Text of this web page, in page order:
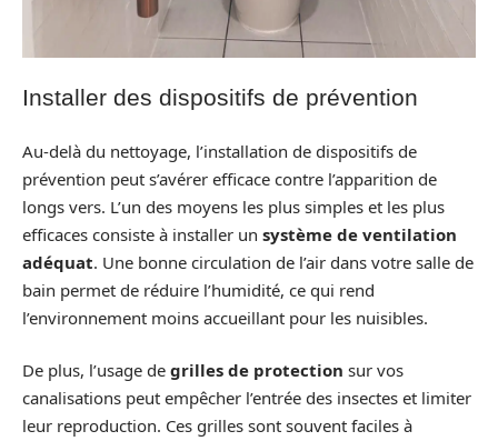
Installer des dispositifs de prévention
Au-delà du nettoyage, l’installation de dispositifs de
prévention peut s’avérer efficace contre l’apparition de
longs vers. L’un des moyens les plus simples et les plus
efficaces consiste à installer un système de ventilation
adéquat. Une bonne circulation de l’air dans votre salle de
bain permet de réduire l’humidité, ce qui rend
l’environnement moins accueillant pour les nuisibles.
De plus, l’usage de grilles de protection sur vos
canalisations peut empêcher l’entrée des insectes et limiter
leur reproduction. Ces grilles sont souvent faciles à